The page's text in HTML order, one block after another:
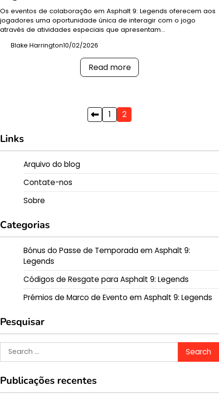
Os eventos de colaboração em Asphalt 9: Legends oferecem aos
jogadores uma oportunidade única de interagir com o jogo
através de atividades especiais que apresentam…
Blake Harrington10/02/2026
Read more
pagination
1 2
Links
Arquivo do blog
Contate-nos
Sobre
Categorias
Bónus do Passe de Temporada em Asphalt 9:
Legends
Códigos de Resgate para Asphalt 9: Legends
Prémios de Marco de Evento em Asphalt 9: Legends
Pesquisar
Search
for:
Publicações recentes